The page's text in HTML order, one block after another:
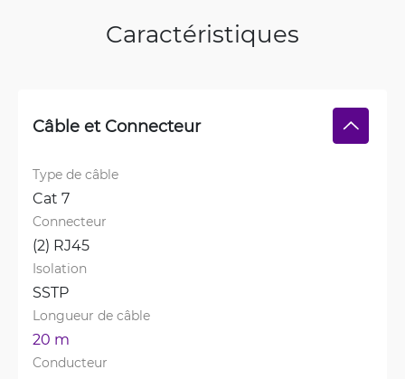
Caractéristiques
Câble et Connecteur
Type de câble
Cat 7
Connecteur
(2) RJ45
Isolation
SSTP
Longueur de câble
20 m
Conducteur